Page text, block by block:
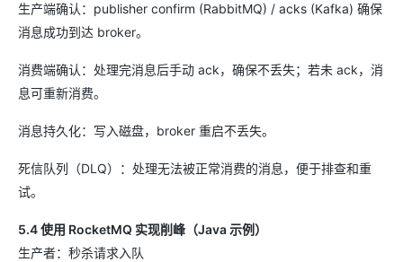
生产端确认：publisher confirm (RabbitMQ) / acks (Kafka) 确保
消息成功到达 broker。
消费端确认：处理完消息后手动 ack，确保不丢失；若未 ack，消
息可重新消费。
消息持久化：写入磁盘，broker 重启不丢失。
死信队列（DLQ）：处理无法被正常消费的消息，便于排查和重
试。
5.4 使用 RocketMQ 实现削峰（Java 示例）
生产者：秒杀请求入队